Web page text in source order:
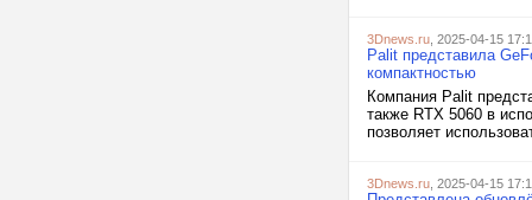
3Dnews.ru , 2025-04-15
Palit представила
компактностью
Компания Palit
также RTX 5060 в
позволяет
3Dnews.ru , 2025-04-15